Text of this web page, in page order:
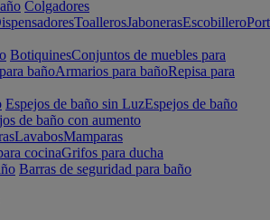
Colgadores
ToallerosJabonerasEscobillero
BotiquinesConjuntos de muebles para
bañoArmarios para bañoRepisa para
Espejos de baño sin LuzEspejos de baño
de baño con aumento
LavabosMamparas
cocinaGrifos para ducha
Barras de seguridad para baño